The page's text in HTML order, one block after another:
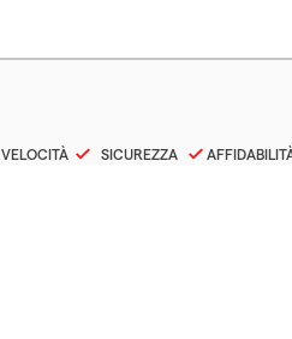
VELOCITÀ SICUREZZA